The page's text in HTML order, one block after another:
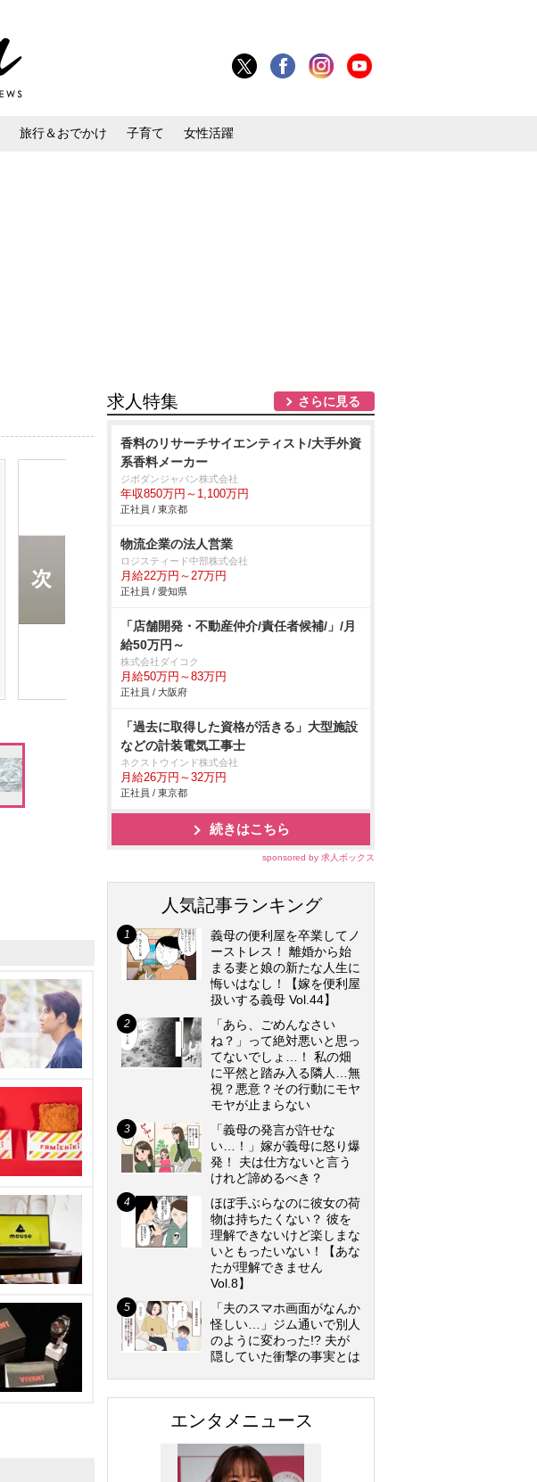
旅行＆おでかけ 子育て 女性活躍
求人特集 さらに見る
香料のリサーチサイエンティスト/大手外資
系香料メーカー
ジボダンジャパン株式会社
年収850万円～1,100万円
正社員 / 東京都
物流企業の法人営業
ロジスティード中部株式会社
月給22万円～27万円
正社員 / 愛知県
「店舗開発・不動産仲介/責任者候補/」/月
給50万円～
株式会社ダイコク
月給50万円～83万円
正社員 / 大阪府
「過去に取得した資格が活きる」大型施設
などの計装電気工事士
ネクストウインド株式会社
月給26万円～32万円
正社員 / 東京都
続きはこちら
sponsored by 求人ボックス
人気記事ランキング
義母の便利屋を卒業してノ
ーストレス！ 離婚から始
まる妻と娘の新たな人生に
悔いはなし！【嫁を便利屋
扱いする義母 Vol.44】
「あら、ごめんなさい
ね？」って絶対悪いと思っ
てないでしょ…！ 私の畑
に平然と踏み入る隣人…無
視？悪意？その行動にモヤ
モヤが止まらない
「義母の発言が許せな
い…！」嫁が義母に怒り爆
発！ 夫は仕方ないと言う
けれど諦めるべき？
ほぼ手ぶらなのに彼女の荷
物は持ちたくない？ 彼を
理解できないけど楽しまな
いともったいない！【あな
たが理解できません
Vol.8】
「夫のスマホ画面がなんか
怪しい…」ジム通いで別人
のように変わった!? 夫が
隠していた衝撃の事実とは
エンタメニュース